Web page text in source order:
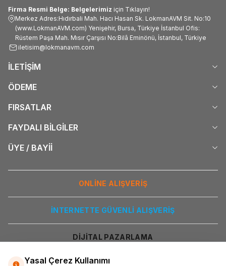
Firma Resmi Belge: Belgelerimiz için Tıklayın!
Merkez Adres:Hıdırbali Mah. Hacı Hasan Sk. LokmanAVM Sit. No:10
(www.LokmanAVM.com) Yenişehir, Bursa, Türkiye İstanbul Ofis:
Rüstem Paşa Mah. Mısır Çarşısı No:Bilâ Eminönü, İstanbul, Türkiye
iletisim@lokmanavm.com
İLETİŞİM
ÖDEME
FIRSATLAR
FAYDALI BİLGİLER
ÜYE / BAYİİ
ONLİNE ALIŞVERİŞ
İNTERNETTE GÜVENLİ ALIŞVERİŞ
DİJİTAL PAZARLAMA
Yasal Çerez Kullanımı